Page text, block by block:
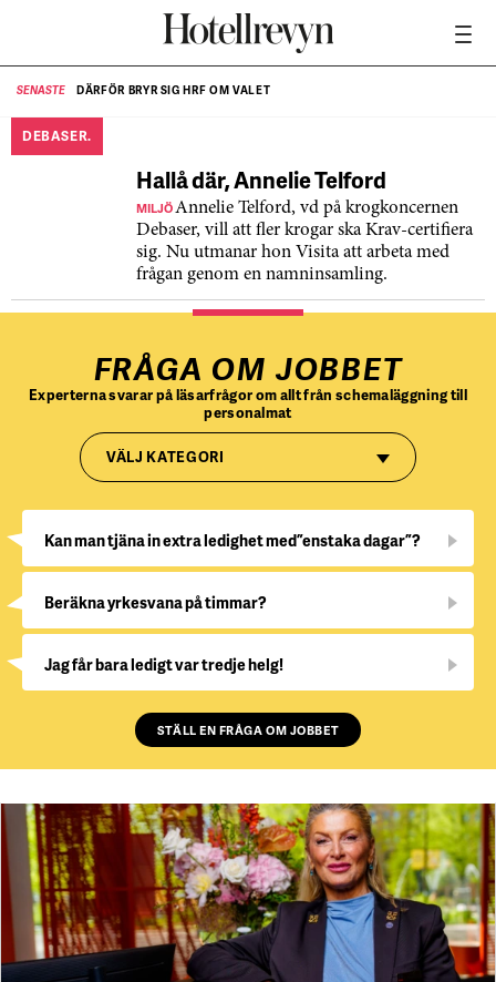
SENASTE DÄRFÖR BRYR SIG HRF OM VALET
DEBASER.
Hallå där, Annelie Telford
MILJÖAnnelie Telford, vd på krogkoncernen
Debaser, vill att fler krogar ska Krav-certifiera
sig. Nu utmanar hon Visita att arbeta med
frågan genom en namninsamling.
FRÅGA OM JOBBET
Experterna svarar på läsarfrågor om allt från schemaläggning till
personalmat
VÄLJ KATEGORI
Kan man tjäna in extra ledighet med ”enstaka dagar”?
Beräkna yrkesvana på timmar?
Jag får bara ledigt var tredje helg!
STÄLL EN FRÅGA OM JOBBET